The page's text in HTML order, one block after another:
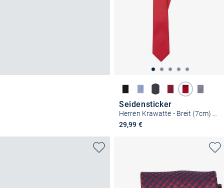
Seidensticker
Herren Krawatte - Breit (7cm) Fit
29,99 €